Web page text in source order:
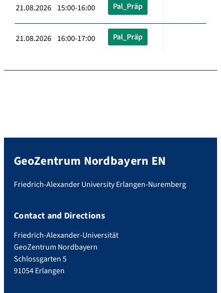
21.08.2026 15:00-16:00 Pal_Präp
21.08.2026 16:00-17:00 Pal_Präp
GeoZentrum Nordbayern EN
Friedrich-Alexander University Erlangen-Nuremberg
Contact and Directions
Friedrich-Alexander-Universität
GeoZentrum Nordbayern
Schlossgarten 5
91054 Erlangen